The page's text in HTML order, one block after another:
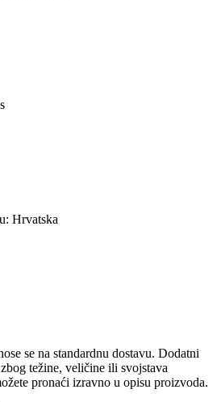
Hrvatska
se na standardnu ​​dostavu. Dodatni
težine, veličine ili svojstava
pronaći izravno u opisu proizvoda.